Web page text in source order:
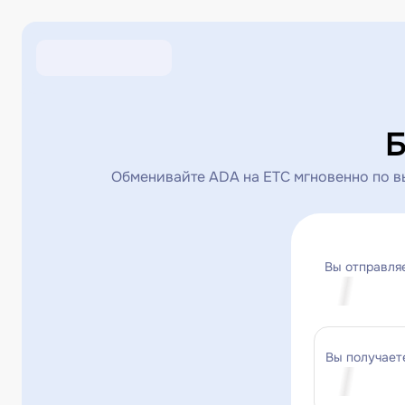
Обменивайте ADA на ETC мгновенно по
Вы
Вы